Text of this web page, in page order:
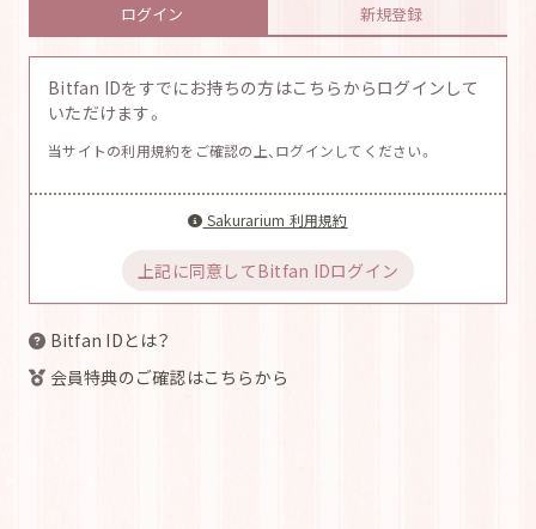
ログイン 新規登録
Bitfan IDをすでにお持ちの方はこちらからログインして
いただけます。
当サイトの利用規約をご確認の上、ログインしてください。
Sakurarium 利用規約
上記に同意してBitfan IDログイン
Bitfan IDとは？
会員特典のご確認はこちらから